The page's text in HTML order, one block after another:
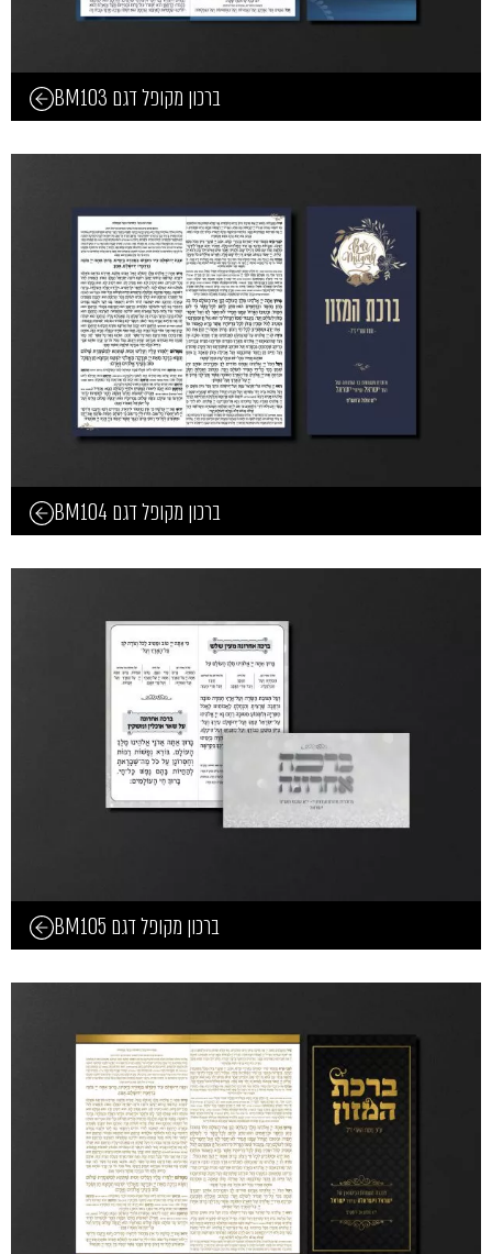
ברכון מקופל דגם BM103
ברכון מקופל דגם BM104
ברכון מקופל דגם BM105